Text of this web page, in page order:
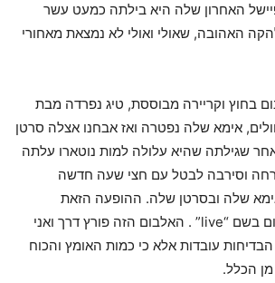
האחרון שלה היא בילתה כמעט עשר
האהובה, שאולי ואולי לא נמצאת מאחורי
עם אלבום בחוץ וקריירה מבוססת, טיג נפרדה מבת
אימא שלה נפטרה ואז אבחנו אצלה סרטן
שגילתה שהיא עלולה למות נוטארו עלתה
וסירבה לבטל עם חצי שעה חדשה
שלה ובסרטן שלה. ההופעה הזאת
הוקלטה ויצאה כאלבום בשם “live” . האלבום הזה פורץ דרך ואני
עובדות אלא כי כמות האומץ והכוח
הכלל.